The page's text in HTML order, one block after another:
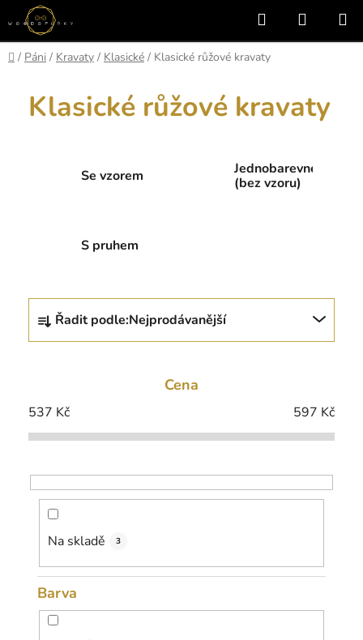
Přejít
na
obsah
Hledat
KOŠÍK
Domů
/ Páni / Kravaty / Klasické / Klasické růžové kravaty
Klasické růžové kravaty
Se vzorem
Jednobarevné
(bez vzoru)
S pruhem
Ř
z
í
p
o
d
ů
Řadit podle:Nejprodávanější
Cena
537 Kč 597 Kč
Na skladě 3
Barva